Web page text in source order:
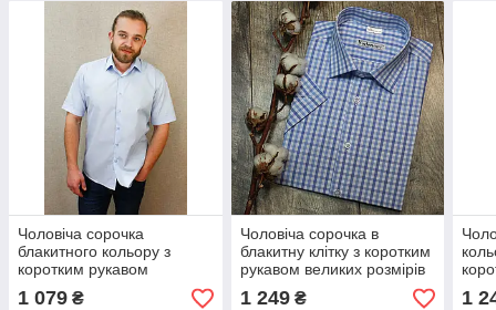
Чоловіча сорочка
блакитного кольору з
коротким рукавом
1 079 ₴
Чоловіча сорочка в
блакитну клітку з коротким
рукавом великих розмірів
1 249₴ 1